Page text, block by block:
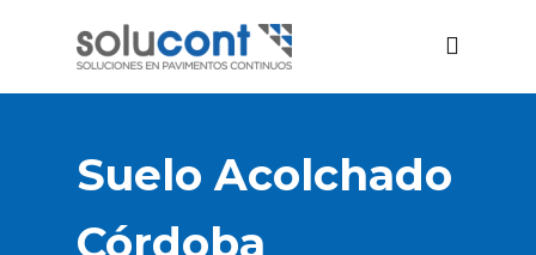
Suelo Acolchado
Córdoba